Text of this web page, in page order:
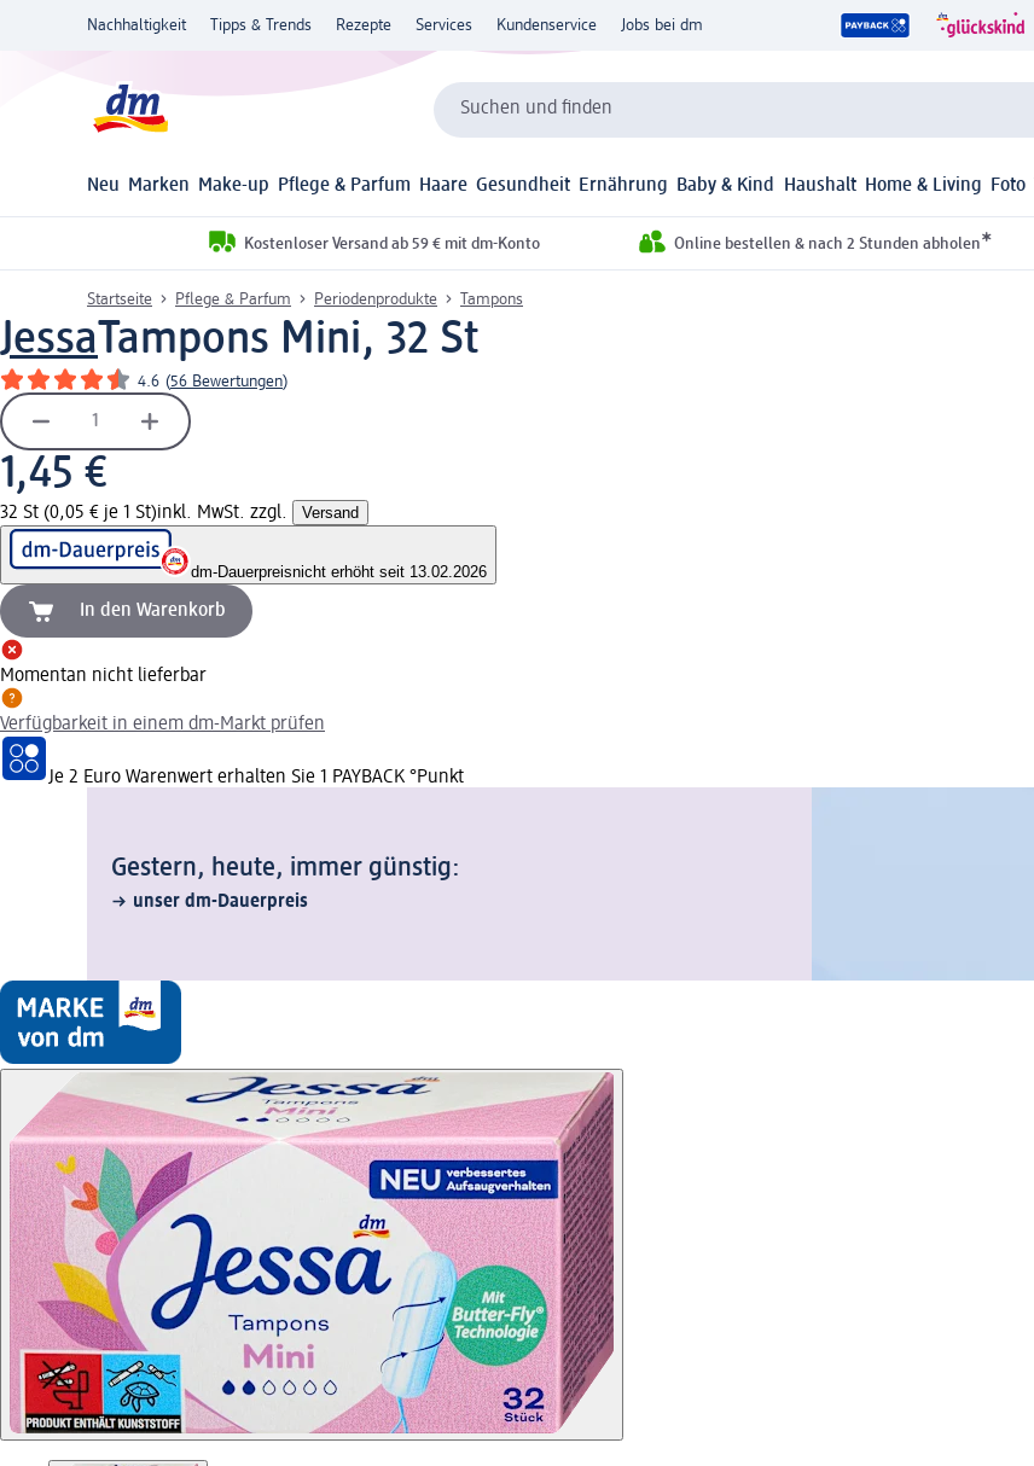
Nachhaltigkeit Tipps & Trends Rezepte Services Kundenservice Jobs bei dm
Suchen und finden
Neu Marken Make-up Pflege & Parfum Haare Gesundheit Ernährung Baby & Kind Haushalt Home & Living Foto
Kostenloser Versand ab 59 € mit dm-Konto Online bestellen & nach 2 Stunden abholen*
Startseite Pflege & Parfum Periodenprodukte Tampons
JessaTampons Mini, 32 St
4.6 (56 Bewertungen)
1,45 €
32 St (0,05 € je 1 St)inkl. MwSt. zzgl. Versand
dm-Dauerpreisnicht erhöht seit 13.02.2026
In den Warenkorb
Momentan nicht lieferbar
Verfügbarkeit in einem dm-Markt prüfen
Je 2 Euro Warenwert erhalten Sie 1 PAYBACK °Punkt
Gestern, heute, immer günstig:
unser dm-Dauerpreis